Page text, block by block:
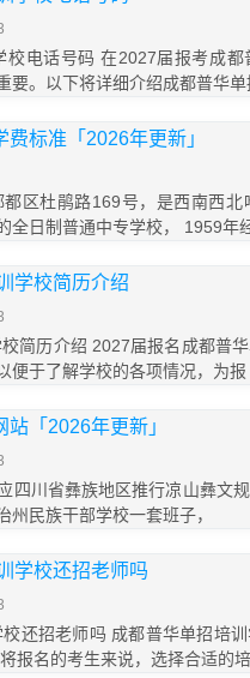
电话号码 在2027届报考成都
要。以下将详细介绍成都普华单
标准「2026年更新」
区杜鹃路169号，是西南西
全日制普通中专学校， 1959年
学校简历介绍
简历介绍 2027届报名成都普
便于了解学校的各项情况，为报
「2026年更新」
四川省彝族地区推行凉山彝文
民族干部学校一套班子，
学校还招老师吗
还招老师吗 成都普华单招培
报名的考生来说，选择合适的培